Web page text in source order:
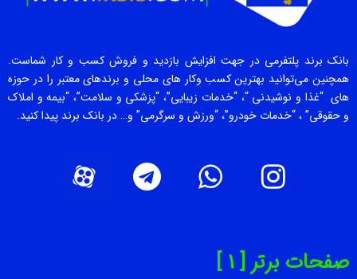
بانک برند پلتفرمی در جهت افزایش بازدید و فروش کسب و کار شماست.
همچنین می‌توانید بهترین کسب وکار های محلی و برندهای معتبر را در حوزه
های “غذا و نوشیدنی “، “خدمات زیبایی”، “پزشکی و سلامت”، “بیمه و املاک
و حقوقی” ، “خدمات خودرو”، “ورزش و سرگرمی” و… در بانک برند پیدا کنید.
صفحات برتر [ 1 ]